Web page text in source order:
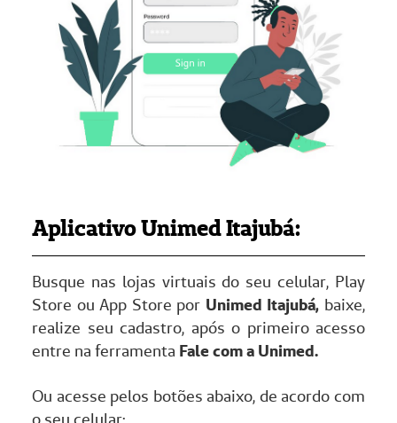
Aplicativo Unimed Itajubá:
Busque nas lojas virtuais do seu celular, Play
Store ou App Store por Unimed Itajubá, baixe,
realize seu cadastro, após o primeiro acesso
entre na ferramenta Fale com a Unimed.
Ou acesse pelos botões abaixo, de acordo com